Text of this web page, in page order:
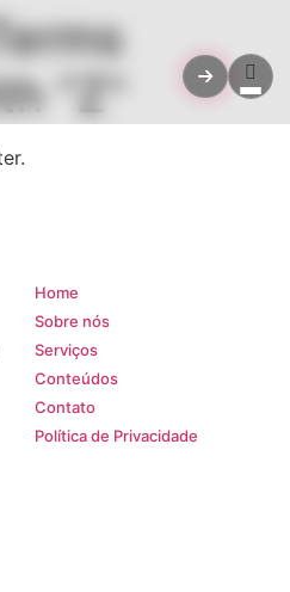
"Z"
Home
Sobre nós
Serviços
Conteúdos
Contato
Política de Privacidade